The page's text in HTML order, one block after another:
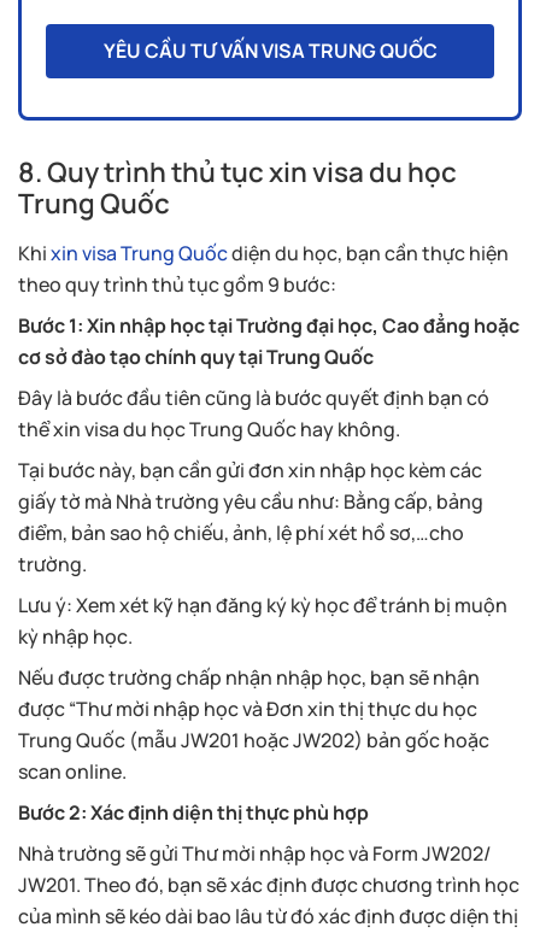
YÊU CẦU TƯ VẤN VISA TRUNG QUỐC
8. Quy trình thủ tục xin visa du học
Trung Quốc
Khixin visa Trung Quốcdiện du học, bạn cần thực hiện
theo quy trình thủ tục gồm 9 bước:
Bước 1: Xin nhập học tại Trường đại học, Cao đẳng hoặc
cơ sở đào tạo chính quy tại Trung Quốc
Đây là bước đầu tiên cũng là bước quyết định bạn có
thể xin visa du học Trung Quốc hay không.
Tại bước này, bạn cần gửi đơn xin nhập học kèm các
giấy tờ mà Nhà trường yêu cầu như: Bằng cấp, bảng
điểm, bản sao hộ chiếu, ảnh, lệ phí xét hồ sơ,…cho
trường.
Lưu ý: Xem xét kỹ hạn đăng ký kỳ học để tránh bị muộn
kỳ nhập học.
Nếu được trường chấp nhận nhập học, bạn sẽ nhận
được “Thư mời nhập học và Đơn xin thị thực du học
Trung Quốc (mẫu JW201 hoặc JW202) bản gốc hoặc
scan online.
Bước 2: Xác định diện thị thực phù hợp
Nhà trường sẽ gửi Thư mời nhập học và Form JW202/
JW201. Theo đó, bạn sẽ xác định được chương trình học
của mình sẽ kéo dài bao lâu từ đó xác định được diện thị